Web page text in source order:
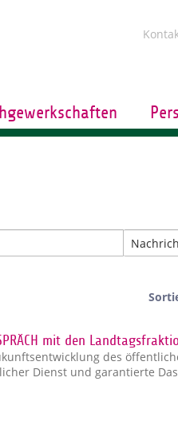
mit den
des
Dienst und garantierte